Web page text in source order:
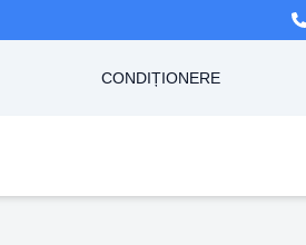
CONDIȚIONERE